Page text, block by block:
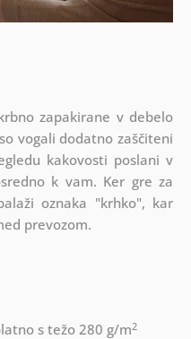
zapakirane v debelo
vogali dodatno zaščiteni
kakovosti poslani v
k vam. Ker gre za
oznaka "krhko", kar
prevozom.
s težo 280 g/m2